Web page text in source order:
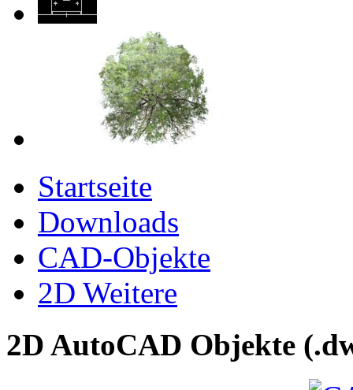
Startseite
Downloads
CAD-Objekte
2D Weitere
2D AutoCAD Objekte